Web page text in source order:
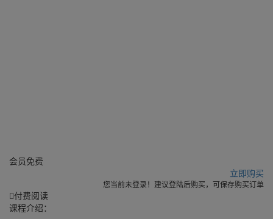
会员免费
立即购买
您当前未登录！建议登陆后购买，可保存购买订单
付费阅读
课程介绍：